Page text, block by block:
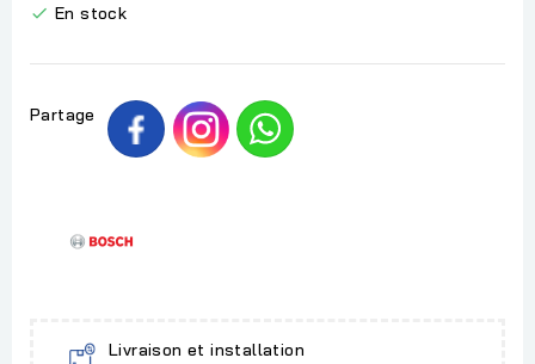
 En stock
Partage
Livraison et installation